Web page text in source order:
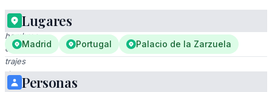
Dos
hombres
en
trajes
de
negocios
Lugares
Madrid Portugal Palacio de la Zarzuela
Personas